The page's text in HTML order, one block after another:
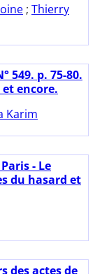
; Thierry
549. p. 75-80.
encore.
Karim
- Le
du hasard et
des actes de